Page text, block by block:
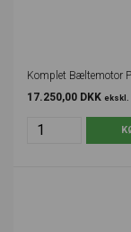
Komplet Bæltemotor
17.250,00 DKK ekskl.